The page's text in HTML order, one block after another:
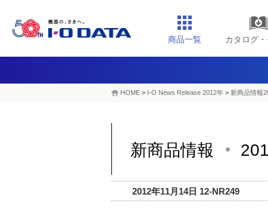
商品一覧 カタログ
HOME > I-O News Release 2012年 > 新商品情報
新商品情報
2012年11月14日 12-NR249